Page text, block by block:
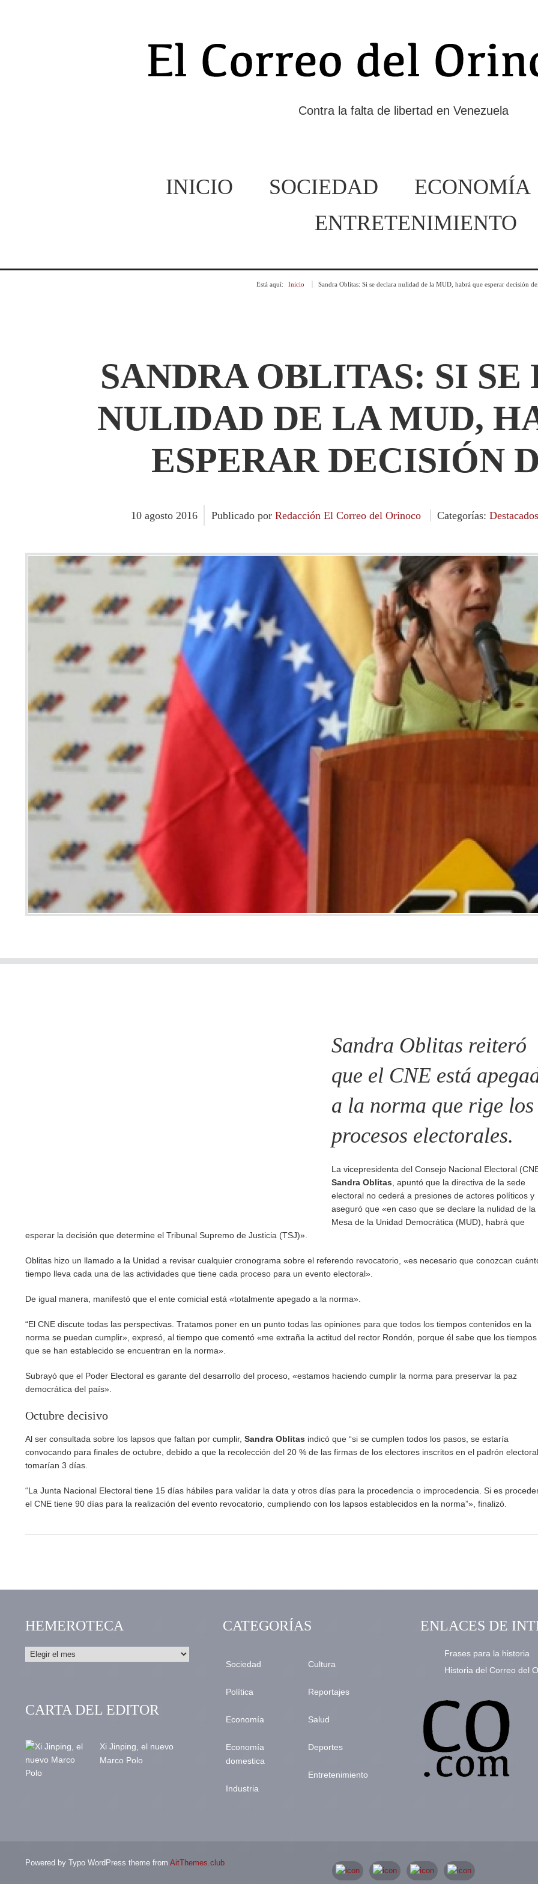
Contra la falta de libertad en Venezuela
INICIO SOCIEDAD
ECONOMÍA
ENTRETENIMIENTO
Está aquí: Inicio Sandra Oblitas: Si se declara nulidad de la MUD, habrá que esperar decisión
SANDRA OBLITAS: SI
NULIDAD DE LA MUD,
ESPERAR DECISIÓN
10 agosto 2016 Publicado por Redacción El Correo del Orinoco Categorías: Destacados
Sandra Oblitas reiteró
que el CNE está
a la norma que rige los
procesos electorales.
La vicepresidenta del Consejo Nacional Electoral
Sandra Oblitas, apuntó que la directiva de la sede
electoral no cederá a presiones de actores políticos y
aseguró que «en caso que se declare la nulidad de la
Mesa de la Unidad Democrática (MUD), habrá que
esperar la decisión que determine el Tribunal Supremo de Justicia (TSJ)».
Oblitas hizo un llamado a la Unidad a revisar cualquier cronograma sobre el referendo revocatorio, «es necesario que conozcan
tiempo lleva cada una de las actividades que tiene cada proceso para un evento electoral».
De igual manera, manifestó que el ente comicial está «totalmente apegado a la norma».
“El CNE discute todas las perspectivas. Tratamos poner en un punto todas las opiniones para que todos los tiempos contenidos en la
norma se puedan cumplir», expresó, al tiempo que comentó «me extraña la actitud del rector Rondón, porque él sabe que los tiempos
que se han establecido se encuentran en la norma».
Subrayó que el Poder Electoral es garante del desarrollo del proceso, «estamos haciendo cumplir la norma para preservar la paz
democrática del país».
Octubre decisivo
Al ser consultada sobre los lapsos que faltan por cumplir, Sandra Oblitas indicó que “si se cumplen todos los pasos, se estaría
convocando para finales de octubre, debido a que la recolección del 20 % de las firmas de los electores inscritos en el padrón
tomarían 3 días.
“La Junta Nacional Electoral tiene 15 días hábiles para validar la data y otros días para la procedencia o improcedencia. Si es
el CNE tiene 90 días para la realización del evento revocatorio, cumpliendo con los lapsos establecidos en la norma”», finalizó.
HEMEROTECA
CARTA DEL EDITOR
Xi Jinping, el nuevo
Marco Polo
CATEGORÍAS
Sociedad
Política
Economía
Economía
domestica
Industria
Cultura
Reportajes
Salud
Deportes
Entretenimiento
ENLACES DE
Frases para la historia
Historia del Correo del
Powered by Typo WordPress theme from AitThemes.club